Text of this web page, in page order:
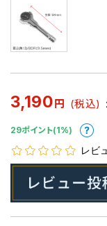
3,190 円 (税込)
29ポイント(1%)
レビ